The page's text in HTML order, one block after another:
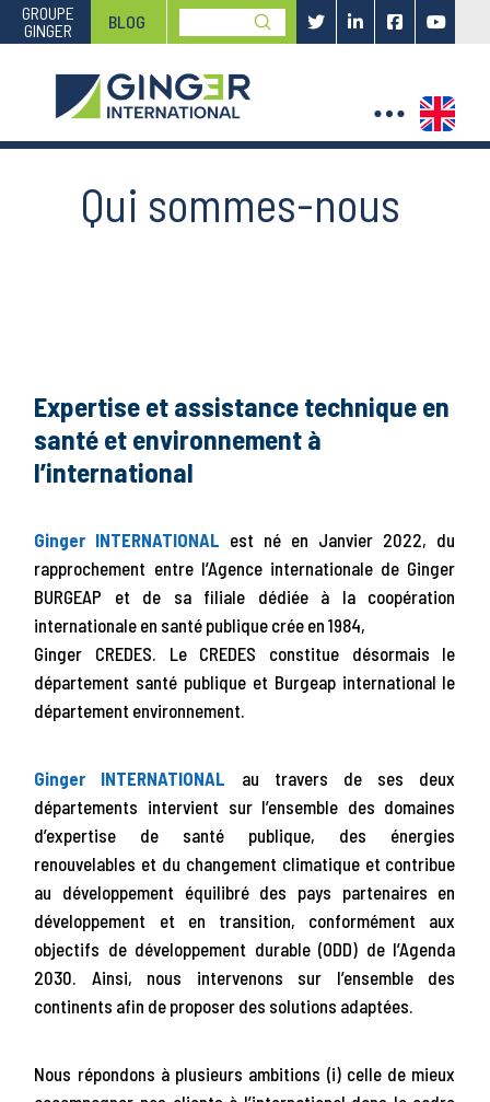
GROUPE
GINGER
BLOG
Search
Submit
Qui sommes-nous
Expertise et assistance technique en
santé et environnement à
l’international
Ginger INTERNATIONAL est né en Janvier 2022, du
rapprochement entre l’Agence internationale de Ginger
BURGEAP et de sa filiale dédiée à la coopération
internationale en santé publique crée en 1984,
Ginger CREDES. Le CREDES constitue désormais le
département santé publique et Burgeap international le
département environnement.
Ginger INTERNATIONAL au travers de ses deux
départements intervient sur l’ensemble des domaines
d’expertise de santé publique, des énergies
renouvelables et du changement climatique et contribue
au développement équilibré des pays partenaires en
développement et en transition, conformément aux
objectifs de développement durable (ODD) de l’Agenda
2030. Ainsi, nous intervenons sur l’ensemble des
continents afin de proposer des solutions adaptées.
Nous répondons à plusieurs ambitions (i) celle de mieux